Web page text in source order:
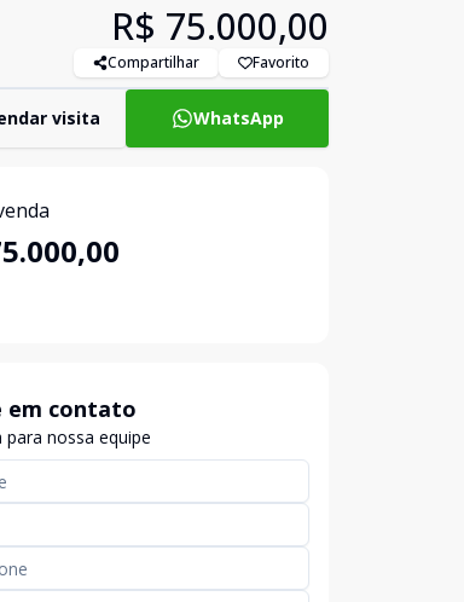
R$ 75.000,00
Compartilhar Favorito
visita WhatsApp
em contato
para nossa equipe